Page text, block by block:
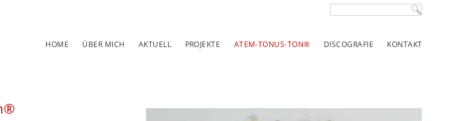
Suchbegriffe
Navigation
HOME ÜBER MICH AKTUELL PROJEKTE ATEM-TONUS-TON® DISCOGRAFIE KONTAKT